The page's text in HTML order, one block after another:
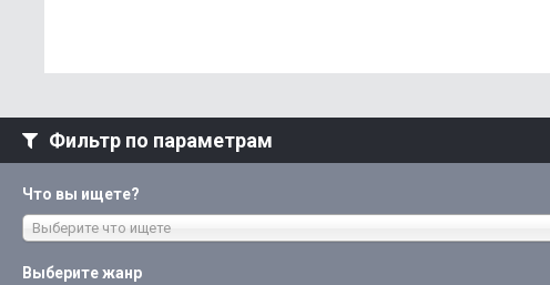
Фильтр по параметрам
Что вы ищете?
Выберите что ищете
Выберите жанр